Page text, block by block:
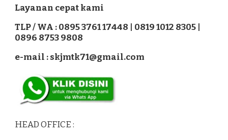
Layanan cepat kami
TLP / WA : 0895 3761 17448 | 0819 1012 8305 |
0896 8753 9808
e-mail : skjmtk71@gmail.com
HEAD OFFICE :